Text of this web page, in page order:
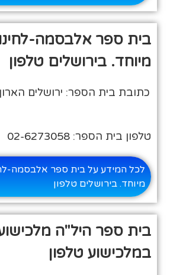
בית ספר אלבסמה-
מיוחד. בירושלים טלפון
כתובת בית הספר: ירושלים
טלפון בית הספר: 02-6273058
לכל המידע על בית ספר אלבסמה-
מיוחד. בירושלים טלפון
בית ספר היל"ה
במלכישוע טלפון